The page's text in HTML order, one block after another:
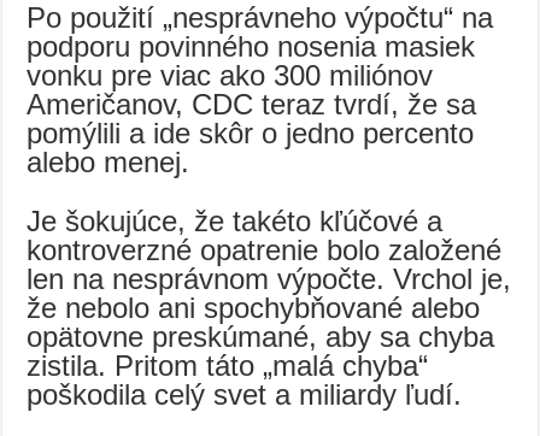
Po použití „nesprávneho výpočtu“ na
podporu povinného nosenia masiek
vonku pre viac ako 300 miliónov
Američanov, CDC teraz tvrdí, že sa
pomýlili a ide skôr o jedno percento
alebo menej.
Je šokujúce, že takéto kľúčové a
kontroverzné opatrenie bolo založené
len na nesprávnom výpočte. Vrchol je,
že nebolo ani spochybňované alebo
opätovne preskúmané, aby sa chyba
zistila. Pritom táto „malá chyba“
poškodila celý svet a miliardy ľudí.